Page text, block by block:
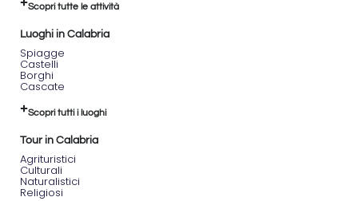
Garga
e
preparazione
10:30
Scopri tutte le attività
Luoghi in Calabria
Spiagge
Castelli
Borghi
Cascate
Scopri tutti i luoghi
Tour in Calabria
Agrituristici
Culturali
Naturalistici
Religiosi